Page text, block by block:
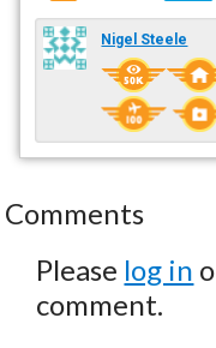
Nigel Steele
Comments
Please log in
comment.